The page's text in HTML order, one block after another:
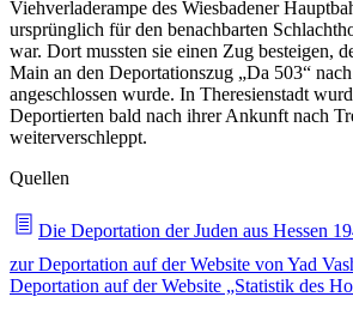
Viehverladerampe des Wiesbadener
ursprünglich für den benachbarten
war. Dort mussten sie einen Zug besteigen,
Main an den Deportationszug „Da 503“
angeschlossen wurde. In Theresienstadt
Deportierten bald nach ihrer Ankunft nach
weiterverschleppt.
Quellen
Die Deportation der Juden aus Hessen
zur Deportation auf der Website von Yad
Deportation auf der Website „Statistik des